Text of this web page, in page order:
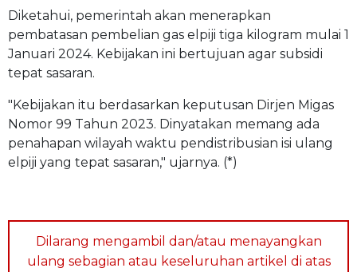
Diketahui, pemerintah akan menerapkan
pembatasan pembelian gas elpiji tiga kilogram mulai 1
Januari 2024. Kebijakan ini bertujuan agar subsidi
tepat sasaran.
"Kebijakan itu berdasarkan keputusan Dirjen Migas
Nomor 99 Tahun 2023. Dinyatakan memang ada
penahapan wilayah waktu pendistribusian isi ulang
elpiji yang tepat sasaran," ujarnya. (*)
Dilarang mengambil dan/atau menayangkan
ulang sebagian atau keseluruhan artikel di atas